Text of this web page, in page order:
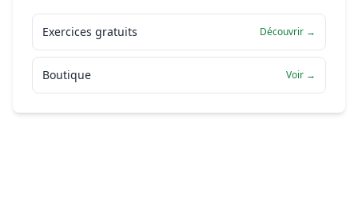
Exercices gratuits Découvrir →
Boutique Voir →